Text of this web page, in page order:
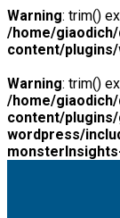
Warning: trim()
/home/
content/
Warning: trim()
/home/
content/
wordpress/